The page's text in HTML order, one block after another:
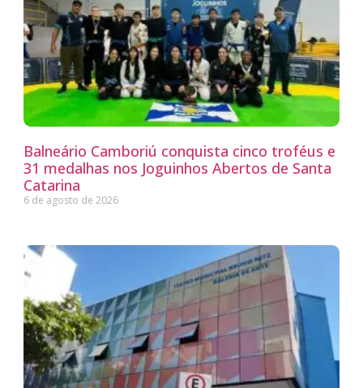
Balneário Camboriú conquista cinco troféus e
31 medalhas nos Joguinhos Abertos de Santa
Catarina
6 de agosto de 2026